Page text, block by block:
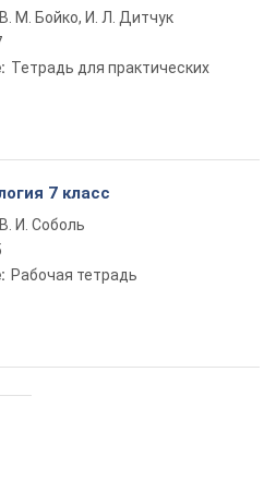
В. М. Бойко, И. Л. Дитчук
Тетрадь для практических
7 класс
В. И. Соболь
Рабочая тетрадь